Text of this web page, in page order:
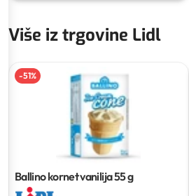
Više iz trgovine Lidl
-51%
Ballino kornet vanilija55 g